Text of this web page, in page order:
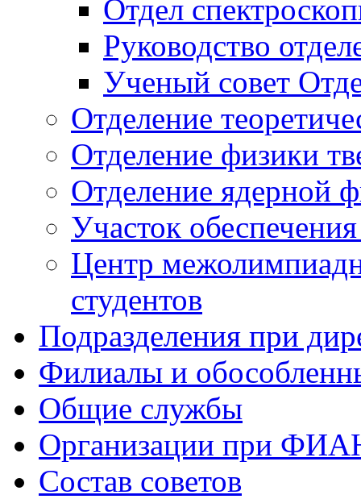
Отдел
Руководство
Ученый совет
Отделение
Отделение физики
Отделение ядерной
Участок
Центр
студентов
Подразделения при
Филиалы и
Общие службы
Организации при
Состав советов